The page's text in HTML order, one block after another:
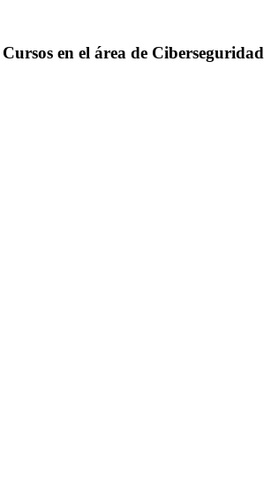
Cursos en el área de Ciberseguridad